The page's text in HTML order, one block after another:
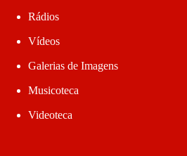
Rádios
Vídeos
Galerias de Imagens
Musicoteca
Videoteca